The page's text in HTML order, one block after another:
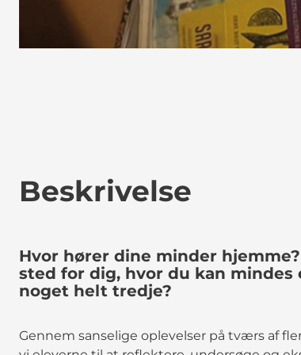
Beskrivelse
Hvor hører dine minder
sted for dig, hvor du kan
noget helt tredje?
Gennem sanselige oplevelser på tværs af